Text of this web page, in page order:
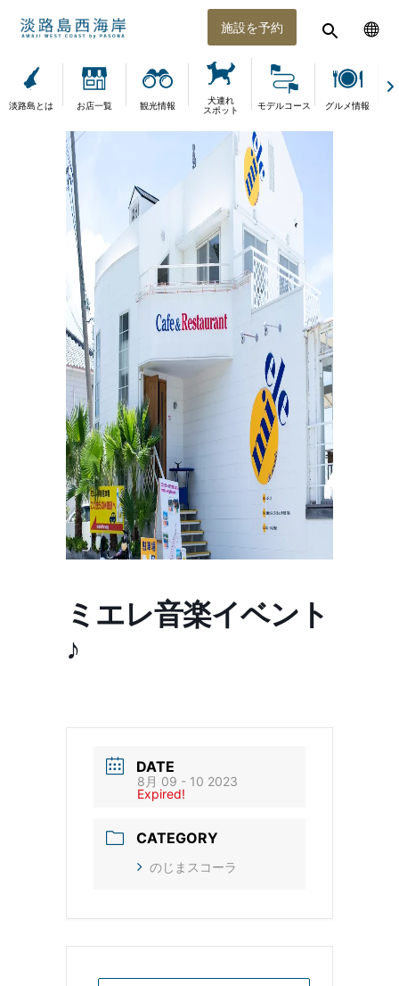
施設を予約
淡路島とは お店一覧 観光情報
犬連れ
スポット
モデルコース グルメ情報
ミエレ音楽イベント
♪
DATE
8月 09 - 10 2023
Expired!
CATEGORY
のじまスコーラ